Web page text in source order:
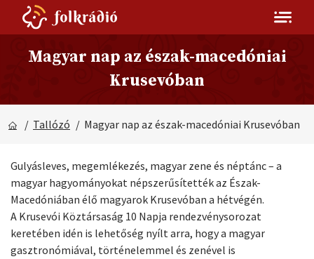
Magyar nap az észak-macedóniai
Krusevóban
/ Tallózó / Magyar nap az észak-macedóniai Krusevóban
Gulyásleves, megemlékezés, magyar zene és néptánc – a
magyar hagyományokat népszerűsítették az Észak-
Macedóniában élő magyarok Krusevóban a hétvégén.
A Krusevói Köztársaság 10 Napja rendezvénysorozat
keretében idén is lehetőség nyílt arra, hogy a magyar
gasztronómiával, történelemmel és zenével is